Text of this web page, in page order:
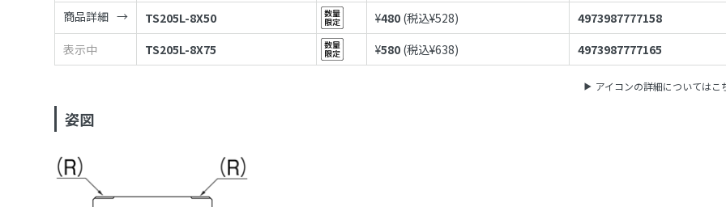
商品詳細 TS205L-8X50 ¥480 (税込¥528)
4973987777158
表示中
TS205L-8X75 ¥580 (税込¥638) 4973987777165
アイコンの詳細についてはこ
姿図